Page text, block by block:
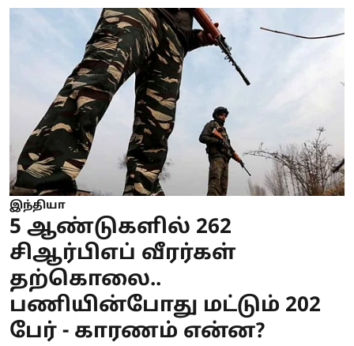
இந்தியா
5 ஆண்டுகளில் 262
சிஆர்பிஎப் வீரர்கள்
தற்கொலை..
பணியின்போது மட்டும் 202
பேர் - காரணம் என்ன?